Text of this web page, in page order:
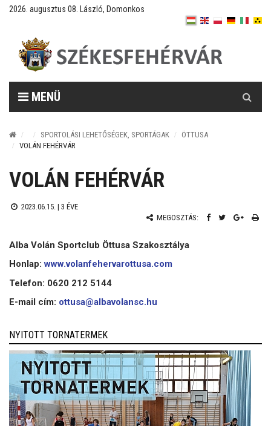
2026. augusztus 08. László, Domonkos
MENÜ
SPORTOLÁSI LEHETŐSÉGEK, SPORTÁGAK
ÖTTUSA
VOLÁN FEHÉRVÁR
VOLÁN FEHÉRVÁR
2023.06.15. | 3 ÉVE
MEGOSZTÁS:
Alba Volán Sportclub Öttusa Szakosztálya
Honlap:www.volanfehervarottusa.com
Telefon: 0620 212 5144
E-mail cím: ottusa@albavolansc.hu
NYITOTT TORNATERMEK